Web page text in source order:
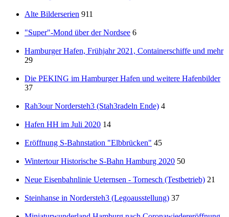
Alte Bilderserien 911
"Super"-Mond über der Nordsee 6
Hamburger Hafen, Frühjahr 2021, Containerschiffe und mehr
29
Die PEKING im Hamburger Hafen und weitere Hafenbilder
37
Rah3our Nordersteh3 (Stah3radeln Ende) 4
Hafen HH im Juli 2020 14
Eröffnung S-Bahnstation "Elbbrücken" 45
Wintertour Historische S-Bahn Hamburg 2020 50
Neue Eisenbahnlinie Ueternsen - Tornesch (Testbetrieb) 21
Steinhanse in Nordersteh3 (Legoausstellung) 37